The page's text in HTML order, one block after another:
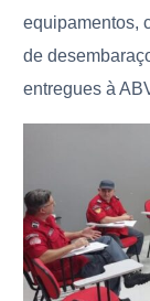
equipamentos,
de
entregues à